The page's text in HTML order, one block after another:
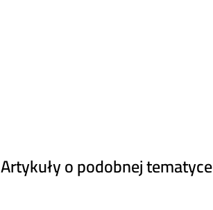
Artykuły o podobnej tematyce